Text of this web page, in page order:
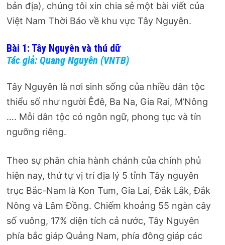
bản địa), chúng tôi xin chia sẻ một bài viết của
Việt Nam Thời Báo về khu vực Tây Nguyên.
Bài 1: Tây Nguyên và thú dữ
Tác giả: Quang Nguyên (VNTB)
Tây Nguyên là nơi sinh sống của nhiều dân tộc
thiểu số như người Êđê, Ba Na, Gia Rai, M’Nông
…. Mỗi dân tộc có ngôn ngữ, phong tục và tín
ngưỡng riêng.
Theo sự phân chia hành chánh của chính phủ
hiện nay, thứ tự vị trí địa lý 5 tỉnh Tây nguyên
trục Bắc-Nam là Kon Tum, Gia Lai, Đắk Lắk, Đắk
Nông và Lâm Đồng. Chiếm khoảng 55 ngàn cây
số vuông, 17% diện tích cả nước, Tây Nguyên
phía bắc giáp Quảng Nam, phía đông giáp các